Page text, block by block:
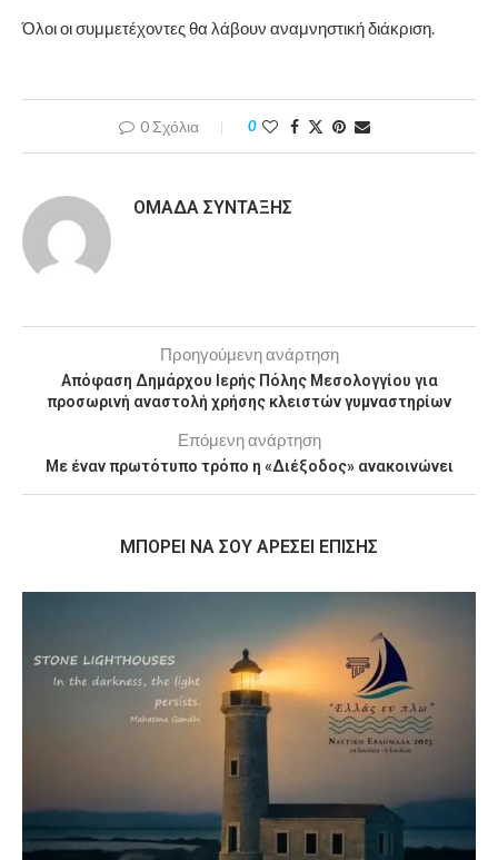
Όλοι οι συμμετέχοντες θα λάβουν αναμνηστική διάκριση.
0 Σχόλια 0
ΟΜΆΔΑ ΣΎΝΤΑΞΗΣ
Προηγούμενη ανάρτηση
Απόφαση Δημάρχου Ιερής Πόλης Μεσολογγίου για
προσωρινή αναστολή χρήσης κλειστών γυμναστηρίων
Επόμενη ανάρτηση
Με έναν πρωτότυπο τρόπο η «Διέξοδος» ανακοινώνει
MΠΟΡΕΊ ΝΑ ΣΟΥ ΑΡΈΣΕΙ ΕΠΊΣΗΣ